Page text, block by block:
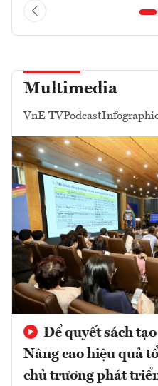
Multimedia
VnE TVPodcast
Để quyết sách
Nâng cao hiệu quả
chủ trương phát